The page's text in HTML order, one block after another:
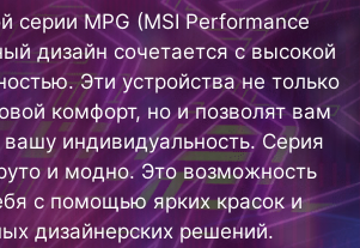
серии MPG (MSI Performance
дизайн сочетается с высокой
Эти устройства не только
комфорт, но и позволят вам
индивидуальность. Серия
и модно. Это возможность
с помощью ярких красок и
дизайнерских решений.